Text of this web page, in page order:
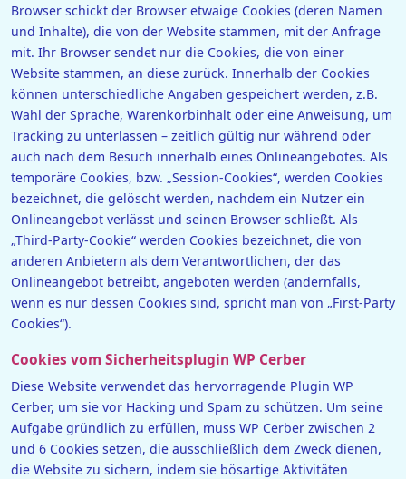
Browser schickt der Browser etwaige Cookies (deren Namen
und Inhalte), die von der Website stammen, mit der Anfrage
mit. Ihr Browser sendet nur die Cookies, die von einer
Website stammen, an diese zurück. Innerhalb der Cookies
können unterschiedliche Angaben gespeichert werden, z.B.
Wahl der Sprache, Warenkorbinhalt oder eine Anweisung, um
Tracking zu unterlassen – zeitlich gültig nur während oder
auch nach dem Besuch innerhalb eines Onlineangebotes. Als
temporäre Cookies, bzw. „Session-Cookies“, werden Cookies
bezeichnet, die gelöscht werden, nachdem ein Nutzer ein
Onlineangebot verlässt und seinen Browser schließt. Als
„Third-Party-Cookie“ werden Cookies bezeichnet, die von
anderen Anbietern als dem Verantwortlichen, der das
Onlineangebot betreibt, angeboten werden (andernfalls,
wenn es nur dessen Cookies sind, spricht man von „First-Party
Cookies“).
Cookies vom Sicherheitsplugin WP Cerber
Diese Website verwendet das hervorragende Plugin WP
Cerber, um sie vor Hacking und Spam zu schützen. Um seine
Aufgabe gründlich zu erfüllen, muss WP Cerber zwischen 2
und 6 Cookies setzen, die ausschließlich dem Zweck dienen,
die Website zu sichern, indem sie bösartige Aktivitäten